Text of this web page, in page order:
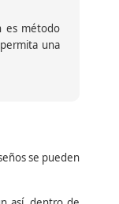
es método
una
se pueden